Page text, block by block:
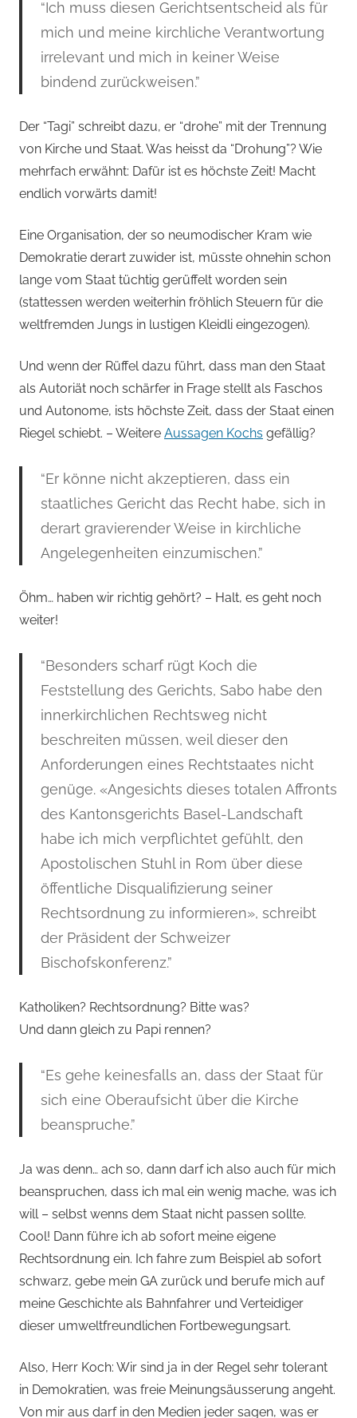
“Ich muss diesen Gerichtsentscheid als für
mich und meine kirchliche Verantwortung
irrelevant und mich in keiner Weise
bindend zurückweisen.”
Der “Tagi” schreibt dazu, er “drohe” mit der Trennung
von Kirche und Staat. Was heisst da “Drohung”? Wie
mehrfach erwähnt: Dafür ist es höchste Zeit! Macht
endlich vorwärts damit!
Eine Organisation, der so neumodischer Kram wie
Demokratie derart zuwider ist, müsste ohnehin schon
lange vom Staat tüchtig gerüffelt worden sein
(stattessen werden weiterhin fröhlich Steuern für die
weltfremden Jungs in lustigen Kleidli eingezogen).
Und wenn der Rüffel dazu führt, dass man den Staat
als Autoriät noch schärfer in Frage stellt als Faschos
und Autonome, ists höchste Zeit, dass der Staat einen
Riegel schiebt. – Weitere Aussagen Kochs gefällig?
“Er könne nicht akzeptieren, dass ein
staatliches Gericht das Recht habe, sich in
derart gravierender Weise in kirchliche
Angelegenheiten einzumischen.”
Öhm… haben wir richtig gehört? – Halt, es geht noch
weiter!
“Besonders scharf rügt Koch die
Feststellung des Gerichts, Sabo habe den
innerkirchlichen Rechtsweg nicht
beschreiten müssen, weil dieser den
Anforderungen eines Rechtstaates nicht
genüge. «Angesichts dieses totalen Affronts
des Kantonsgerichts Basel-Landschaft
habe ich mich verpflichtet gefühlt, den
Apostolischen Stuhl in Rom über diese
öffentliche Disqualifizierung seiner
Rechtsordnung zu informieren», schreibt
der Präsident der Schweizer
Bischofskonferenz.”
Katholiken? Rechtsordnung? Bitte was?
Und dann gleich zu Papi rennen?
“Es gehe keinesfalls an, dass der Staat für
sich eine Oberaufsicht über die Kirche
beanspruche.”
Ja was denn… ach so, dann darf ich also auch für mich
beanspruchen, dass ich mal ein wenig mache, was ich
will – selbst wenns dem Staat nicht passen sollte.
Cool! Dann führe ich ab sofort meine eigene
Rechtsordnung ein. Ich fahre zum Beispiel ab sofort
schwarz, gebe mein GA zurück und berufe mich auf
meine Geschichte als Bahnfahrer und Verteidiger
dieser umweltfreundlichen Fortbewegungsart.
Also, Herr Koch: Wir sind ja in der Regel sehr tolerant
in Demokratien, was freie Meinungsäusserung angeht.
Von mir aus darf in den Medien jeder sagen, was er